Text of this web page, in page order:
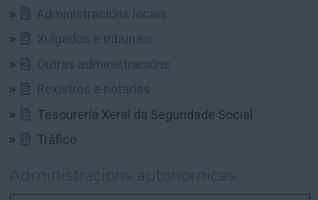
Administracións locais
Xulgados e tribunais
Outras administracións
Rexistros e notarías
Tesourería Xeral da Seguridade Social
Tráfico
Administracions autonomicas